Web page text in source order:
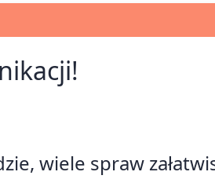
wiele spraw